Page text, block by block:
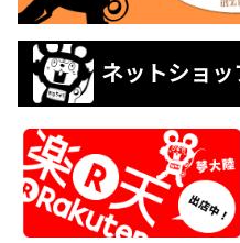
ネットショッ